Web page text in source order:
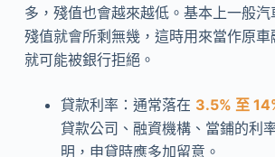
多，殘值也會越來越低。基本上一般汽
殘值就會所剩無幾，這時用來當作原車
就可能被銀行拒絕。
貸款利率：通常落在 3.5% 至
貸款公司、融資機構、當鋪的利
明，申貸時應多加留意。